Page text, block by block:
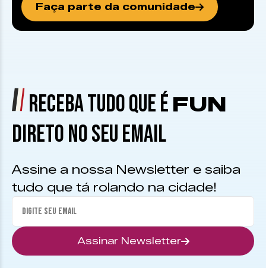
Faça parte da comunidade
RECEBA TUDO QUE É FUN
DIRETO NO SEU EMAIL
Assine a nossa Newsletter e saiba
tudo que tá rolando na cidade!
Assinar Newsletter